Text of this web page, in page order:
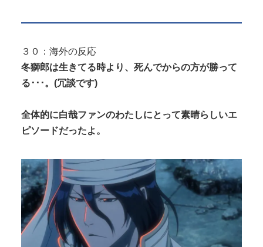
３０：海外の反応
冬獅郎は生きてる時より、死んでからの方が勝って
る･･･。(冗談です)
全体的に白哉ファンのわたしにとって素晴らしいエ
ピソードだったよ。